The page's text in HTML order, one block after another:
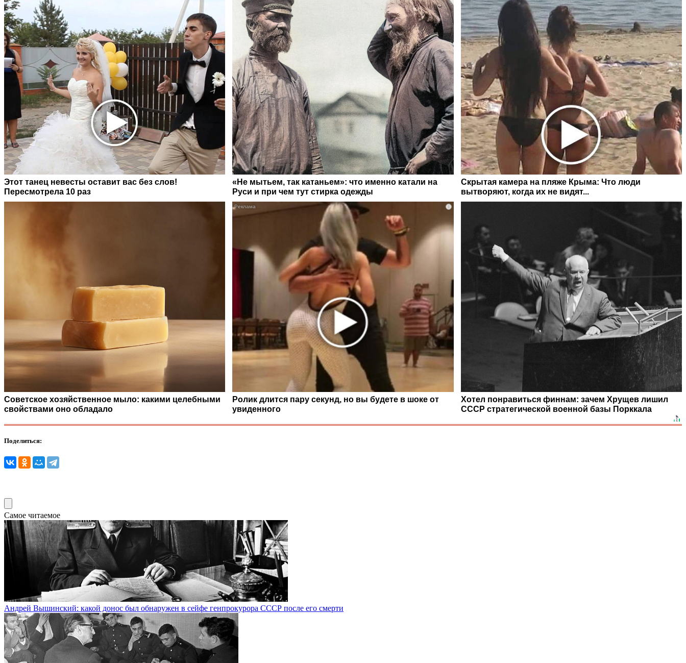
Этот танец невесты оставит вас без слов!
Пересмотрела 10 раз
«Не мытьем, так катаньем»: что именно катали на
Руси и при чем тут стирка одежды
Скрытая камера на пляже Крыма: Что люди
вытворяют, когда их не видят...
Советское хозяйственное мыло: какими целебными
свойствами оно обладало
i
Ролик длится пару секунд, но вы будете в шоке от
увиденного
Хотел понравиться финнам: зачем Хрущев лишил
СССР стратегической военной базы Порккала
Поделиться:
Самое читаемое
Андрей Вышинский: какой донос был обнаружен в сейфе генпрокурора СССР после его смерти